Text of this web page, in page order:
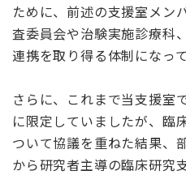
ために、前述の支援室メン
査委員会や治験実施診療科
連携を取り得る体制になって
さらに、これまで当支援室
に限定していましたが、臨
ついて協議を重ねた結果、
から研究者主導の臨床研究